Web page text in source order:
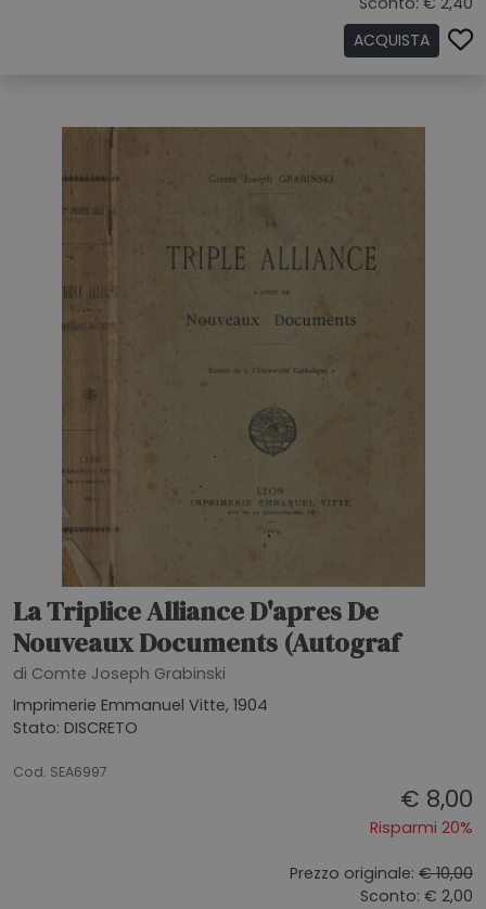
ACQUISTA
La Triplice Alliance D'apres De
Nouveaux Documents (Autograf
di Comte Joseph Grabinski
Imprimerie Emmanuel Vitte, 1904
Stato: DISCRETO
Cod. SEA6997
€ 8,00
Risparmi 20%
Prezzo originale: € 10,00
Sconto: € 2,00